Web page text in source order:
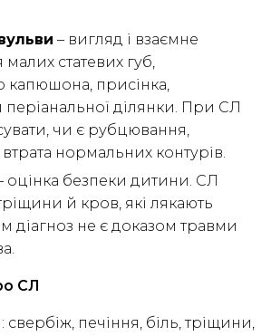
– вигляд і взаємне
статевих губ,
капюшона, присінка,
ділянки. При СЛ
чи є рубцювання,
нормальних контурів.
оцінка безпеки дитини. СЛ
й кров, які лякають
діагноз не є доказом травми
СЛ
свербіж, печіння, біль, тріщини,